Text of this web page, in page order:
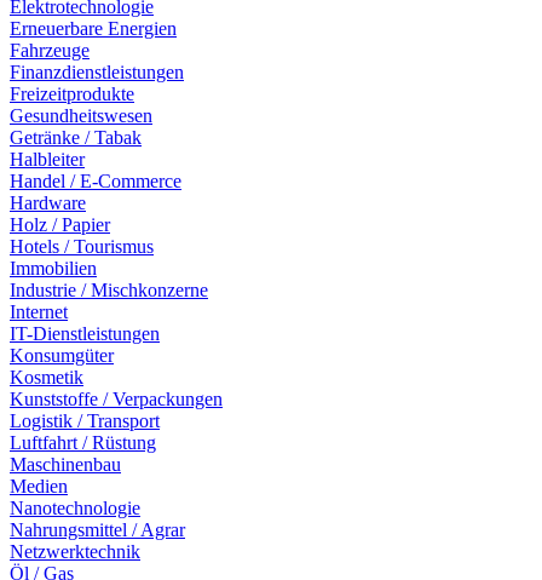
Elektrotechnologie
Erneuerbare Energien
Fahrzeuge
Finanzdienstleistungen
Freizeitprodukte
Gesundheitswesen
Getränke / Tabak
Halbleiter
Handel / E-Commerce
Hardware
Holz / Papier
Hotels / Tourismus
Immobilien
Industrie / Mischkonzerne
Internet
IT-Dienstleistungen
Konsumgüter
Kosmetik
Kunststoffe / Verpackungen
Logistik / Transport
Luftfahrt / Rüstung
Maschinenbau
Medien
Nanotechnologie
Nahrungsmittel / Agrar
Netzwerktechnik
Öl / Gas